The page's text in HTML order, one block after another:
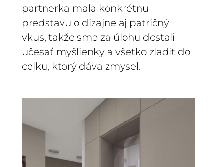
partnerka mala konkrétnu
predstavu o dizajne aj patričný
vkus, takže sme za úlohu dostali
učesať myšlienky a všetko zladiť do
celku, ktorý dáva zmysel.